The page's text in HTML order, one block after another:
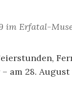
im Erfatal-
am 28.